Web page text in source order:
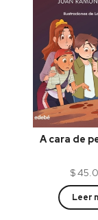
A cara de
$
Leer